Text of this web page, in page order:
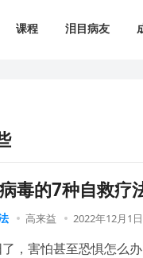
课程 泪目病友
毒的7种自救疗
高来益 2022年12月1日
，害怕甚至恐惧怎么